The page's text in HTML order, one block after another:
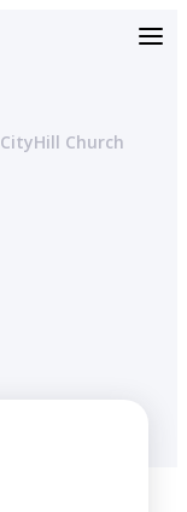
CityHill Church